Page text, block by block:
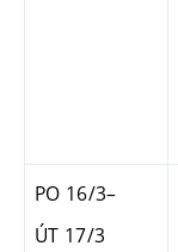
PO 16/3–
ÚT 17/3